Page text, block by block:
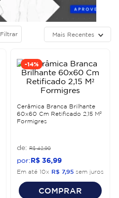
Filtrar Mais Recentes
-14%
Cerâmica Branca Brilhante
60x60 Cm Retificado 2,15 M²
Formigres
R$ 42,90
R$ 36 99
Em até 10x R$ 7,95 sem juros
COMPRAR